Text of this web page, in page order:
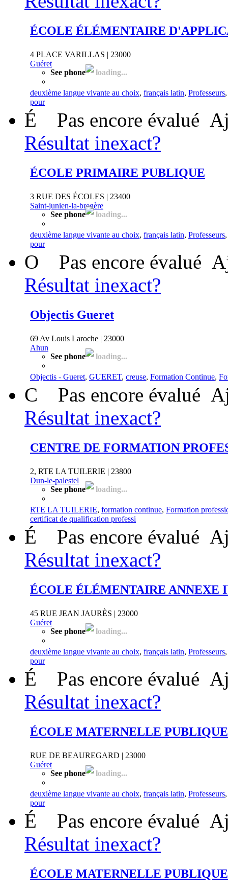
ÉCOLE ÉLÉMENTAIRE
4 PLACE VARILLAS | 23000
Guéret
See phone
loading...
deuxième langue vivante au choix, français latin, Professeurs
pour
É Pas encore évalué
Résultat inexact?
ÉCOLE PRIMAIRE PUBLIQUE
3 RUE DES ÉCOLES | 23400
Saint-junien-la-bregère
See phone
loading...
deuxième langue vivante au choix, français latin, Professeurs
pour
O Pas encore évalué
Résultat inexact?
Objectis Gueret
69 Av Louis Laroche | 23000
Ahun
See phone
loading...
Objectis - Gueret, GUERET, creuse, Formation Continue,
C Pas encore évalué
Résultat inexact?
CENTRE DE FORMATION
2, RTE LA TUILERIE | 23800
Dun-le-palestel
See phone
loading...
RTE LA TUILERIE, formation continue, Formation
certificat de qualification professi
É Pas encore évalué
Résultat inexact?
ÉCOLE ÉLÉMENTAIRE ANNEXE
45 RUE JEAN JAURÈS | 23000
Guéret
See phone
loading...
deuxième langue vivante au choix, français latin, Professeurs
pour
É Pas encore évalué
Résultat inexact?
ÉCOLE MATERNELLE
RUE DE BEAUREGARD | 23000
Guéret
See phone
loading...
deuxième langue vivante au choix, français latin, Professeurs
pour
É Pas encore évalué
Résultat inexact?
ÉCOLE MATERNELLE